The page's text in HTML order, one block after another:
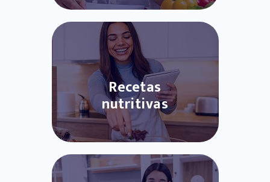
Recetas
nutritivas